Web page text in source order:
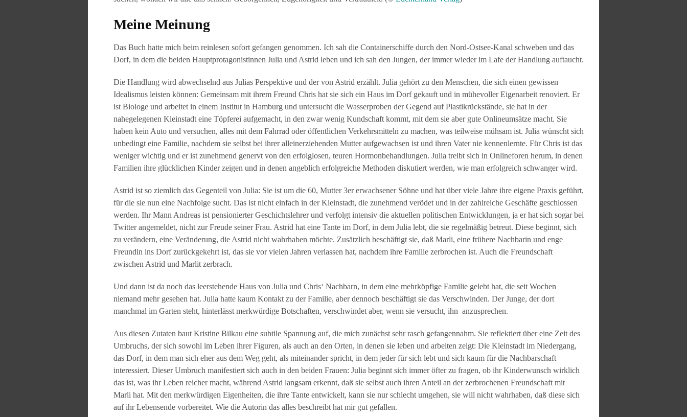
Meine Meinung
Das Buch hatte mich beim reinlesen sofort gefangen genommen. Ich sah die Containerschiffe durch den Nord-Ostsee-Kanal schweben und das
Dorf, in dem die beiden Hauptprotagonistinnen Julia und Astrid leben und ich sah den Jungen, der immer wieder im Lafe der Handlung auftaucht.
Die Handlung wird abwechselnd aus Julias Perspektive und der von Astrid erzählt. Julia gehört zu den Menschen, die sich einen gewissen
Idealismus leisten können: Gemeinsam mit ihrem Freund Chris hat sie sich ein Haus im Dorf gekauft und in mühevoller Eigenarbeit renoviert. Er
ist Biologe und arbeitet in einem Institut in Hamburg und untersucht die Wasserproben der Gegend auf Plastikrückstände, sie hat in der
nahegelegenen Kleinstadt eine Töpferei aufgemacht, in den zwar wenig Kundschaft kommt, mit dem sie aber gute Onlineumsätze macht. Sie
haben kein Auto und versuchen, alles mit dem Fahrrad oder öffentlichen Verkehrsmitteln zu machen, was teilweise mühsam ist. Julia wünscht sich
unbedingt eine Familie, nachdem sie selbst bei ihrer alleinerziehenden Mutter aufgewachsen ist und ihren Vater nie kennenlernte. Für Chris ist das
weniger wichtig und er ist zunehmend genervt von den erfolglosen, teuren Hormonbehandlungen. Julia treibt sich in Onlineforen herum, in denen
Familien ihre glücklichen Kinder zeigen und in denen angeblich erfolgreiche Methoden diskutiert werden, wie man erfolgreich schwanger wird.
Astrid ist so ziemlich das Gegenteil von Julia: Sie ist um die 60, Mutter 3er erwachsener Söhne und hat über viele Jahre ihre eigene Praxis geführt,
für die sie nun eine Nachfolge sucht. Das ist nicht einfach in der Kleinstadt, die zunehmend verödet und in der zahlreiche Geschäfte geschlossen
werden. Ihr Mann Andreas ist pensionierter Geschichtslehrer und verfolgt intensiv die aktuellen politischen Entwicklungen, ja er hat sich sogar bei
Twitter angemeldet, nicht zur Freude seiner Frau. Astrid hat eine Tante im Dorf, in dem Julia lebt, die sie regelmäßig betreut. Diese beginnt, sich
zu verändern, eine Veränderung, die Astrid nicht wahrhaben möchte. Zusätzlich beschäftigt sie, daß Marli, eine frühere Nachbarin und enge
Freundin ins Dorf zurückgekehrt ist, das sie vor vielen Jahren verlassen hat, nachdem ihre Familie zerbrochen ist. Auch die Freundschaft
zwischen Astrid und Marlit zerbrach.
Und dann ist da noch das leerstehende Haus von Julia und Chris‘ Nachbarn, in dem eine mehrköpfige Familie gelebt hat, die seit Wochen
niemand mehr gesehen hat. Julia hatte kaum Kontakt zu der Familie, aber dennoch beschäftigt sie das Verschwinden. Der Junge, der dort
manchmal im Garten steht, hinterlässt merkwürdige Botschaften, verschwindet aber, wenn sie versucht, ihn anzusprechen.
Aus diesen Zutaten baut Kristine Bilkau eine subtile Spannung auf, die mich zunächst sehr rasch gefangennahm. Sie reflektiert über eine Zeit des
Umbruchs, der sich sowohl im Leben ihrer Figuren, als auch an den Orten, in denen sie leben und arbeiten zeigt: Die Kleinstadt im Niedergang,
das Dorf, in dem man sich eher aus dem Weg geht, als miteinander spricht, in dem jeder für sich lebt und sich kaum für die Nachbarschaft
interessiert. Dieser Umbruch manifestiert sich auch in den beiden Frauen: Julia beginnt sich immer öfter zu fragen, ob ihr Kinderwunsch wirklich
das ist, was ihr Leben reicher macht, während Astrid langsam erkennt, daß sie selbst auch ihren Anteil an der zerbrochenen Freundschaft mit
Marli hat. Mit den merkwürdigen Eigenheiten, die ihre Tante entwickelt, kann sie nur schlecht umgehen, sie will nicht wahrhaben, daß diese sich
auf ihr Lebensende vorbereitet. Wie die Autorin das alles beschreibt hat mir gut gefallen.